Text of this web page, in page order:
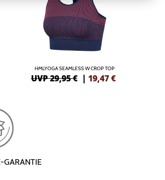
HMLYOGA SEAMLESS W CROP TOP
UVP 29,95 € | 19,47€
GARANTIE